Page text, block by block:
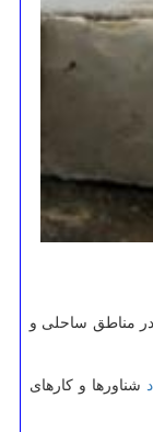
۲۲-۲۴ نات و افزایش بیشینه ارتفاع امواج دریا تا ۱.۵ متر در مناطق ساحلی و
شناورها و کارهای